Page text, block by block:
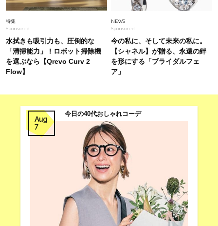
ンド派に二分！合わせ方は？【40代読者スナッ
特集
Sponsored
水拭きも吸引力も、圧倒的な
「清掃能力」！ロボット掃除機
を選ぶなら【Qrevo Curv 2
Flow】
NEWS
Sponsored
今の私に、そして未来の私に。
【シャネル】が贈る、永遠の絆
を形にする「ブライダルフェ
ア」
Aug
7
今日の40代おしゃれコーデ